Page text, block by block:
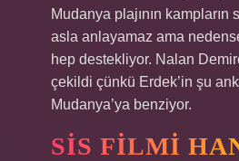
Mudanya plajının kampların
asla anlayamaz ama
hep destekliyor. Nalan
çekildi çünkü Erdek’in şu
Mudanya’ya benziyor.
SIS FILMI